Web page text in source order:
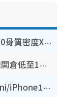
港大推賽馬會強化骨骼計劃！$100骨質密度X光檢查 完成免費運動訓練送超市禮券！附參加資格
開倉優惠 | 尖沙咀海港城名牌波鞋開倉低至1折！On鞋$899起／Joy&Peace鞋履$98起
豐澤優惠勁減低至44折！Mac mini/iPhone17Pro大減價！廚房家電$220起